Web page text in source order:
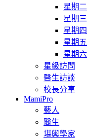
星期二
星期三
星期四
星期五
星期六
星級訪問
醫生訪談
校長分享
MamiPro
藝人
醫生
堪輿學家